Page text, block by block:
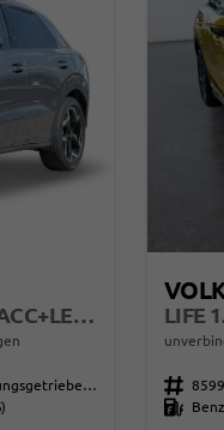
LIMITED SHZ+KAMERA+17" ALU+ACC+LED+KLIMA+PARK ASSIST
Doppelkupplungsgetriebe (DSG)
Fahrzeugnr.
Kraftstoff